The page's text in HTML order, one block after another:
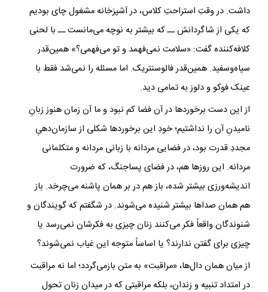
داشت. در وقتِ استراحتِ کلاس، در آشپزخانه مشغول چای بودیم
که یکی از شاگردانش ــ که بیشتر به نوچه می‌مانست ــ با لحنی
کلافه‌کننده گفت: «سلامت نمی‌فهمد و تو می‌فهمی؟» همین‌قدر
سیاه‌وسفید. همین‌قدر فالوسنتریک. اما مسئله را نمی‌شد فقط با
عینک فوکو و دلوز به تمامی دید.
از این دست برخوردها در آن فضا کم نبود و ما آن زمان هنوز زبانِ
نامیدنِ آن را نداشتیم؛ خودِ این برخوردها شکلی از سازمان‌دهیِ
مجددِ قدرت بود، در فضایی مردانه با زبانی مردانه و متکلمانی
مردانه. این روزها هم، در فضای پساجنگ، که ضرورت
اندیشه‌ورزی بیشتر شده، باز هم در بر همان پاشنه می‌چرخد. باز
هم همان صداها بیشتر شنیده می‌شوند. در شگفتم که گویندگان و
شنوندگان واقعاً فکر می‌کنند زنان چیزی به فکرشان نمی‌رسد یا
چیزی برای گفتن ندارند؟ یا اساساً متوجه این غیاب نمی‌شوند؟
از میان همان دال‌ها، «مراقبت» به متن بازمی‌گردد؛ اما نه مراقبت
در امتداد تنبیه و زندان، بلکه مراقبتی که در میدان زنان تحول